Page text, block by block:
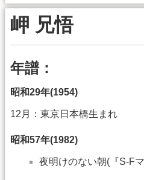
岬 兄悟
年譜：
昭和29年(1954)
12月：東京日本橋生まれ
昭和57年(1982)
夜明けのない朝(『S-Fマ